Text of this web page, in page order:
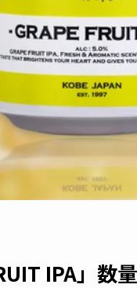
IPA」数